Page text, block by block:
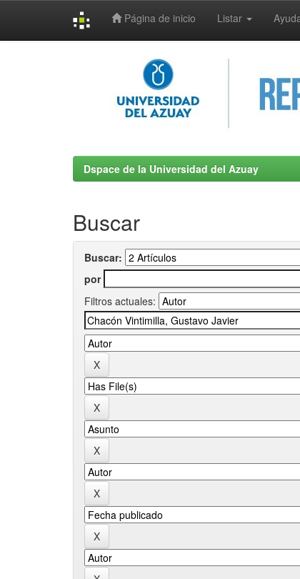
Página de inicio Listar
Dspace de la Universidad del Azuay
Buscar
Buscar:
por
Filtros actuales: